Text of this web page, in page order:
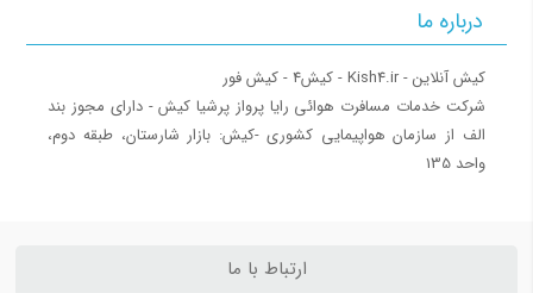
ویزای شینگن
کشورهای بدون ویزا برای ایرانیان
بار همراه مسافر
درباره ما
‎کیش آنلاین - Kish4.ir - کیش4 - کیش فور
‎شرکت خدمات مسافرت هوائی رایا پرواز پرشیا کیش - دارای مجوز بند
الف از سازمان هواپیمایی کشوری ‎-کیش: بازار شارستان، طبقه دوم،
واحد 135
ارتباط با ما